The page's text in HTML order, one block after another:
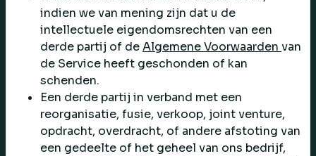
indien we van mening zijn dat u de
intellectuele eigendomsrechten van een
derde partij of deAlgemene Voorwaarden van
de Service heeft geschonden of kan
schenden.
Een derde partij in verband met een
reorganisatie, fusie, verkoop, joint venture,
opdracht, overdracht, of andere afstoting van
een gedeelte of het geheel van ons bedrijf,